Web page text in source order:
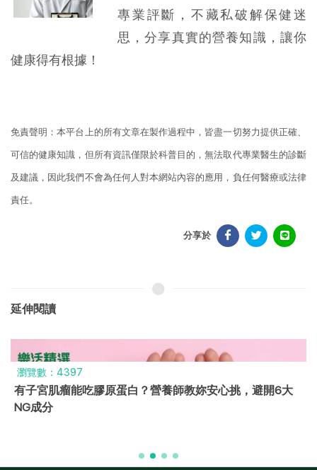
專業評斷，不藏私破解保健迷
思，分享真實的營養知識，讓你
健康得有根據！
免責聲明：本平台上的所有文章在製作過程中，皆盡一切努力提供正確、
可信的健康知識，但所有資訊僅限於科普目的，無法取代專業醫生的診斷
及建議，因此我們不會為任何人對本網站內容的應用，負任何醫療或法律
責任。
分享於
延伸閱讀
瀏覽數：4397
有子宮肌瘤能吃膠原蛋白？營養師教妳安心挑，避開6大
NG成分